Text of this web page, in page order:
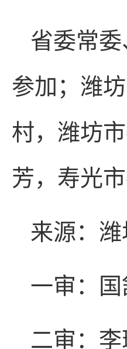
省委常
参加；潍
村，潍坊
芳，寿光
来源：
一审：
二审：